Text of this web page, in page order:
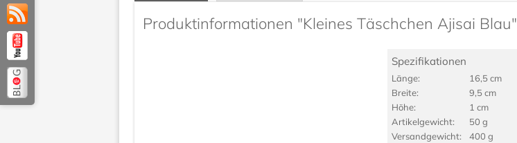
Produktinformationen "Kleines Täschchen Ajisai Blau"
Spezifikationen
Länge:
16,5 cm
Breite:
9,5 cm
Höhe:
1 cm
Artikel­gewicht:
50 g
Versand­gewicht:
400 g